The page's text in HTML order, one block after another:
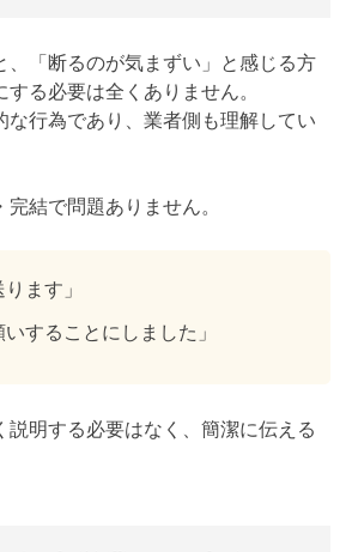
、「断るのが気まずい」と感じる方
る必要は全くありません。
な行為であり、業者側も理解してい
結で問題ありません。
ます」
いすることにしました」
説明する必要はなく、簡潔に伝える